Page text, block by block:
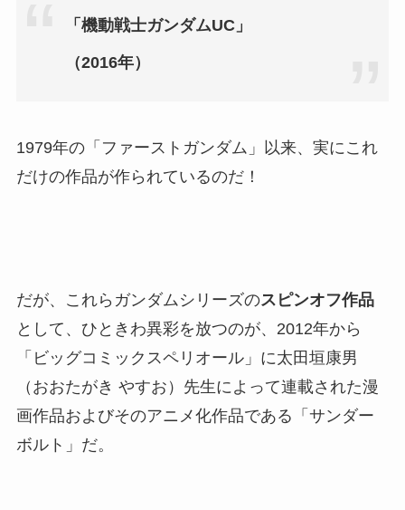
「機動戦士ガンダムUC」
（2016年）
1979年の「ファーストガンダム」以来、実にこれ
だけの作品が作られているのだ！
だが、これらガンダムシリーズのスピンオフ作品
として、ひときわ異彩を放つのが、2012年から
「ビッグコミックスペリオール」に太田垣康男
（おおたがき やすお）先生によって連載された漫
画作品およびそのアニメ化作品である「サンダー
ボルト」だ。